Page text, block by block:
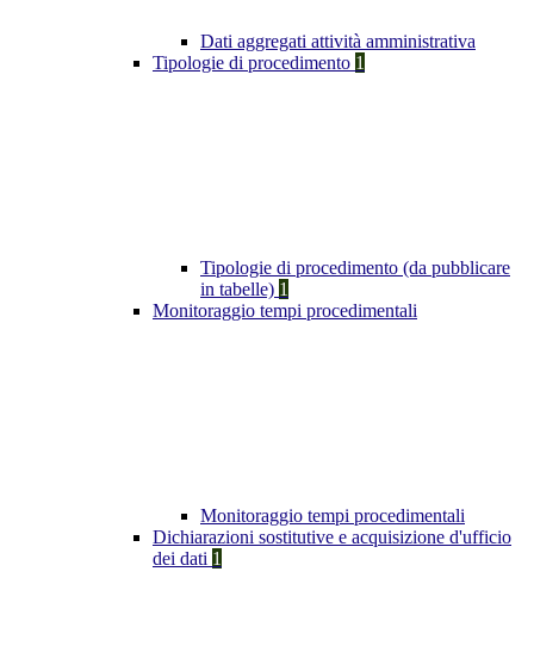
Dati aggregati attività amministrativa
Tipologie di procedimento 1
Tipologie di procedimento (da pubblicare
in tabelle) 1
Monitoraggio tempi procedimentali
Monitoraggio tempi procedimentali
Dichiarazioni sostitutive e acquisizione d'ufficio
dei dati 1